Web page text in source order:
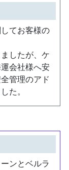
てお客様の
したが、ケ
会社様へ安
管理のアド
た。
ンとベルラ